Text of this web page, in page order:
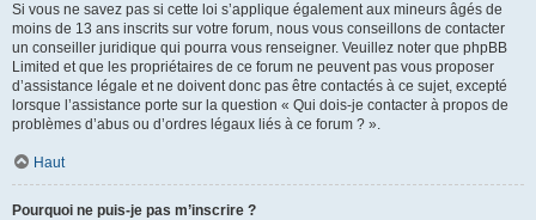
Si vous ne savez pas si cette loi s’applique également aux mineurs âgés de
moins de 13 ans inscrits sur votre forum, nous vous conseillons de contacter
un conseiller juridique qui pourra vous renseigner. Veuillez noter que phpBB
Limited et que les propriétaires de ce forum ne peuvent pas vous proposer
d’assistance légale et ne doivent donc pas être contactés à ce sujet, excepté
lorsque l’assistance porte sur la question « Qui dois-je contacter à propos de
problèmes d’abus ou d’ordres légaux liés à ce forum ? ».
Haut
Pourquoi ne puis-je pas m’inscrire ?